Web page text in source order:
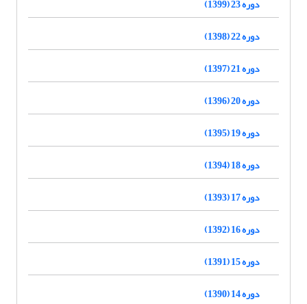
دوره 23 (1399)
دوره 22 (1398)
دوره 21 (1397)
دوره 20 (1396)
دوره 19 (1395)
دوره 18 (1394)
دوره 17 (1393)
دوره 16 (1392)
دوره 15 (1391)
دوره 14 (1390)